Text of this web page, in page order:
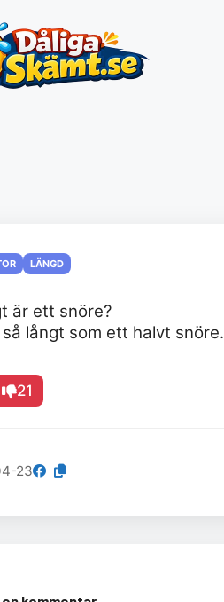
LÄNGD
är ett snöre?
långt som ett halvt snöre.
21
23